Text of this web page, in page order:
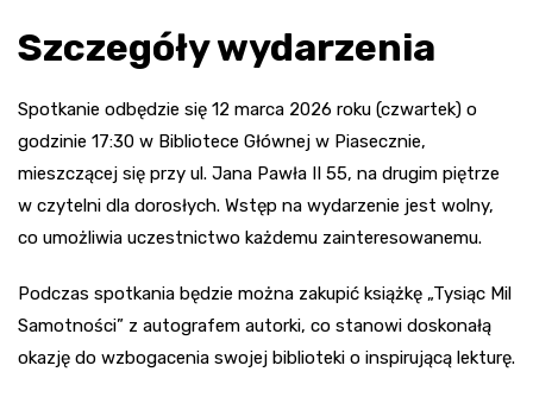
Szczegóły wydarzenia
Spotkanie odbędzie się 12 marca 2026 roku (czwartek) o
godzinie 17:30 w Bibliotece Głównej w Piasecznie,
mieszczącej się przy ul. Jana Pawła II 55, na drugim piętrze
w czytelni dla dorosłych. Wstęp na wydarzenie jest wolny,
co umożliwia uczestnictwo każdemu zainteresowanemu.
Podczas spotkania będzie można zakupić książkę „Tysiąc Mil
Samotności” z autografem autorki, co stanowi doskonałą
okazję do wzbogacenia swojej biblioteki o inspirującą lekturę.